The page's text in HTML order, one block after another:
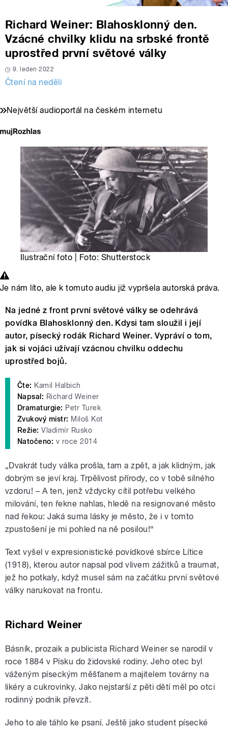
Richard Weiner: Blahosklonný den.
Vzácné chvilky klidu na srbské frontě
uprostřed první světové války
9. leden 2022
Čtení na neděli
Největší audioportál na českém internetu
Ilustrační foto | Foto: Shutterstock
Je nám líto, ale k tomuto audiu již vypršela autorská práva.
Na jedné z front první světové války se odehrává
povídka Blahosklonný den. Kdysi tam sloužil i její
autor, písecký rodák Richard Weiner. Vypráví o tom,
jak si vojáci užívají vzácnou chvilku oddechu
uprostřed bojů.
Čte: Kamil Halbich
Napsal: Richard Weiner
Dramaturgie: Petr Turek
Zvukový mistr: Miloš Kot
Režie: Vladimír Rusko
Natočeno: v roce 2014
„Dvakrát tudy válka prošla, tam a zpět, a jak klidným, jak
dobrým se jeví kraj. Trpělivost přírody, co v tobě silného
vzdoru! – A ten, jenž vždycky cítil potřebu velkého
milování, ten řekne nahlas, hledě na resignované město
nad řekou: Jaká suma lásky je město, že i v tomto
zpustošení je mi pohled na ně posilou!“
Text vyšel v expresionistické povídkové sbírce Lítice
(1918), kterou autor napsal pod vlivem zážitků a traumat,
jež ho potkaly, když musel sám na začátku první světové
války narukovat na frontu.
Richard Weiner
Básník, prozaik a publicista Richard Weiner se narodil v
roce 1884 v Písku do židovské rodiny. Jeho otec byl
váženým píseckým měšťanem a majitelem továrny na
likéry a cukrovinky. Jako nejstarší z pěti dětí měl po otci
rodinný podnik převzít.
Jeho to ale táhlo ke psaní. Ještě jako student písecké